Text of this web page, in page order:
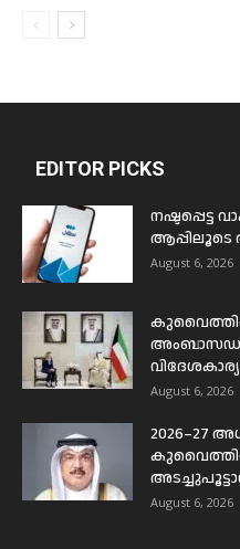
EDITOR PICKS
നഷ്ടപ്പെട്ട
ആപ്പിലൂടെ
August 6, 2026
വിദേശകാര്യ
August 6, 2026
2026–27
August 6, 2026